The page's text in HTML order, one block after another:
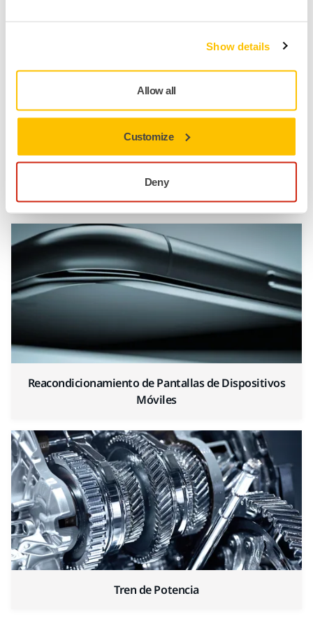
Show details
Allow all
Customize
Deny
Lijado y Pulido de Superficies de Composite
Reacondicionamiento de Pantallas de Dispositivos
Móviles
Tren de Potencia